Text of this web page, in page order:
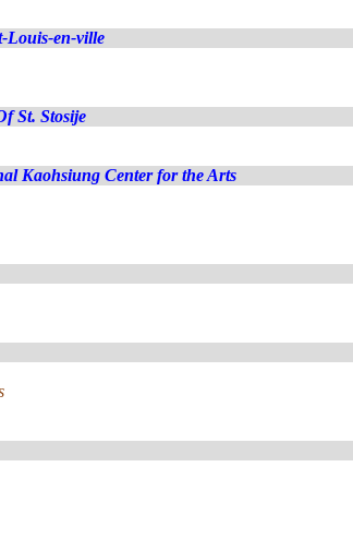
Louis-en-ville
St. Stosije
Kaohsiung Center for the Arts